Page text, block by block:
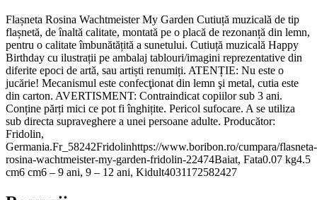
Flașneta Rosina Wachtmeister My Garden Cutiuță muzicală de tip
flașnetă, de înaltă calitate, montată pe o placă de rezonanță din lemn,
pentru o calitate îmbunătățită a sunetului. Cutiuță muzicală Happy
Birthday cu ilustrații pe ambalaj tablouri/imagini reprezentative din
diferite epoci de artă, sau artiști renumiți. ATENȚIE: Nu este o
jucărie! Mecanismul este confecţionat din lemn şi metal, cutia este
din carton. AVERTISMENT: Contraindicat copiilor sub 3 ani.
Conține părți mici ce pot fi înghițite. Pericol sufocare. A se utiliza
sub directa supraveghere a unei persoane adulte. Producător:
Fridolin,
Germania.Fr_58242Fridolinhttps://www.boribon.ro/cumpara/flasneta-
rosina-wachtmeister-my-garden-fridolin-22474Baiat, Fata0.07 kg4.5
cm6 cm6 – 9 ani, 9 – 12 ani, Kidult4031172582427